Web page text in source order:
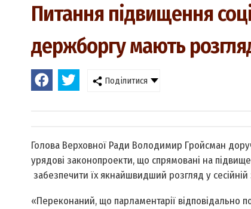
Питання підвищення
держборгу мають
Поділитися
Голова Верховної Ради Володимир Гройсман
урядові законопроекти, що спрямовані на
забезпечити їх якнайшвидший розгляд у сесійній
«Переконаний, що парламентарії відповідально